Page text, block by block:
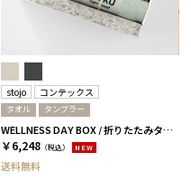
stojo コンテックス
タオル タンブラー
WELLNESS DAY BOX / 折りたたみタンブラー+タオル / ペール
￥6,248 （税込） NEW
送料無料